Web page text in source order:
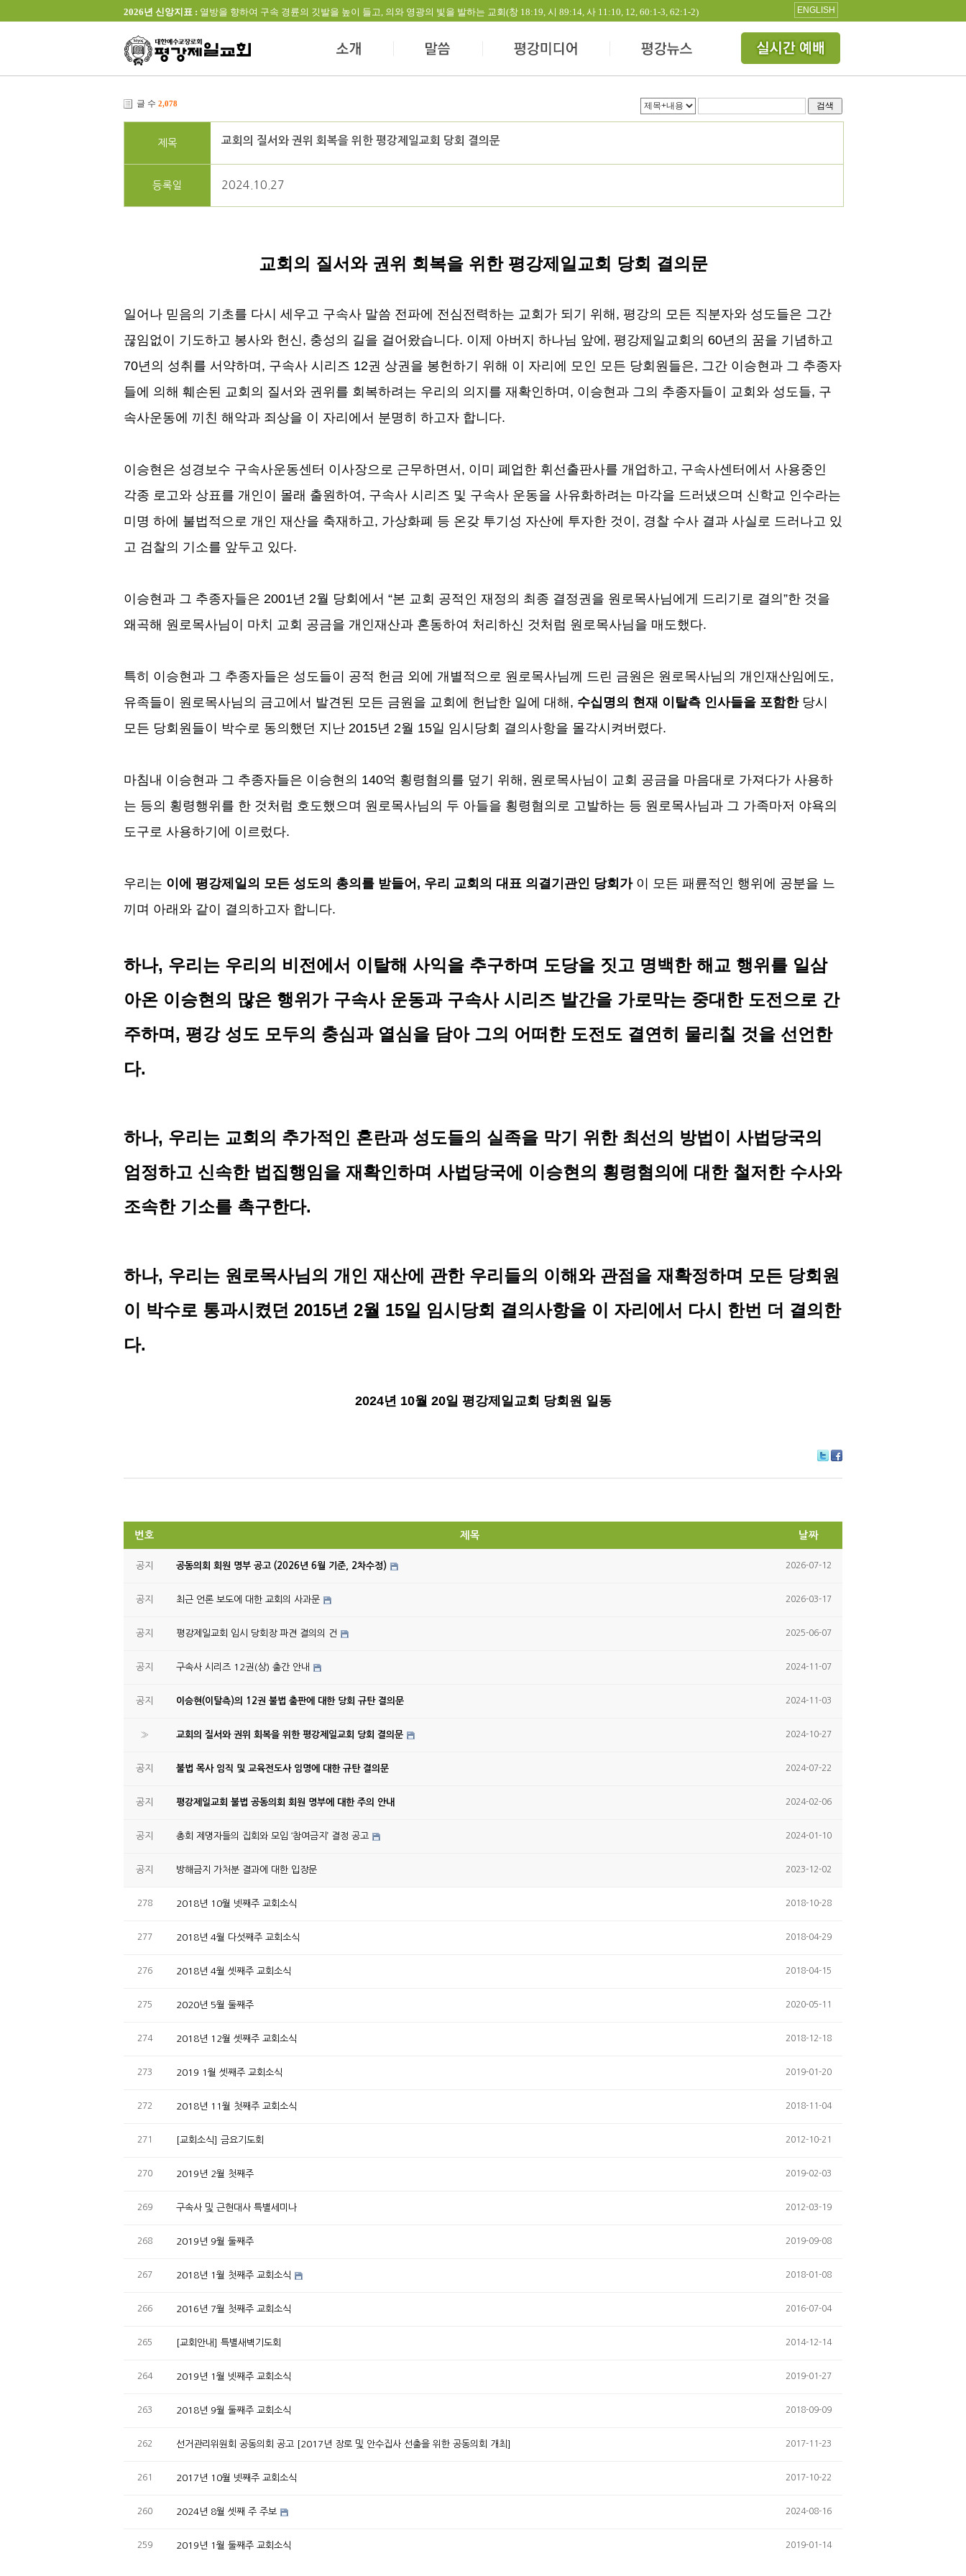
2026년 신앙지표 : 열방을 향하여 구속 경륜의 깃발을 높이 들고, 의와 영광의 빛을 발하는 교회(창 18:19, 시 89:14, 사 11:10, 12, 60:1-3, 62:1-2) ENGLISH
글 수 2,078 검색
제목 교회의 질서와 권위 회복을 위한 평강제일교회 당회 결의문
등록일 2024.10.27
교회의 질서와 권위 회복을 위한 평강제일교회 당회 결의문
일어나 믿음의 기초를 다시 세우고 구속사 말씀 전파에 전심전력하는 교회가 되기 위해 , 평강의 모든 직분자와 성도들은 그간
끊임없이 기도하고 봉사와 헌신, 충성의 길을 걸어왔습니다. 이제 아버지 하나님 앞에 , 평강제일교회의 60년의 꿈을 기념하고
70년의 성취를 서약하며 , 구속사 시리즈 12권 상권을 봉헌하기 위해 이 자리에 모인 모든 당회원들은, 그간 이승현과 그 추종자
들에 의해 훼손된 교회의 질서와 권위를 회복하려는 우리의 의지를 재확인하며 , 이승현과 그의 추종자들이 교회와 성도들, 구
속사운동에 끼친 해악과 죄상을 이 자리에서 분명히 하고자 합니다.
이승현은 성경보수 구속사운동센터 이사장으로 근무하면서 , 이미 폐업한 휘선출판사를 개업하고, 구속사센터에서 사용중인
각종 로고와 상표를 개인이 몰래 출원하여 , 구속사 시리즈 및 구속사 운동을 사유화하려는 마각을 드러냈으며 신학교 인수라는
미명 하에 불법적으로 개인 재산을 축재하고, 가상화폐 등 온갖 투기성 자산에 투자한 것이 , 경찰 수사 결과 사실로 드러나고 있
고 검찰의 기소를 앞두고 있다.
이승현과 그 추종자들은 2001년 2월 당회에서 “본 교회 공적인 재정의 최종 결정권을 원로목사님에게 드리기로 결의 ”한 것을
왜곡해 원로목사님이 마치 교회 공금을 개인재산과 혼동하여 처리하신 것처럼 원로목사님을 매도했다.
특히 이승현과 그 추종자들은 성도들이 공적 헌금 외에 개별적으로 원로목사님께 드린 금원은 원로목사님의 개인재산임에도,
유족들이 원로목사님의 금고에서 발견된 모든 금원을 교회에 헌납한 일에 대해 , 수십명의 현재 이탈측 인사들을 포함한당시
모든 당회원들이 박수로 동의했던 지난 2015년 2월 15일 임시당회 결의사항을 몰각시켜버렸다.
마침내 이승현과 그 추종자들은 이승현의 140억 횡령혐의를 덮기 위해 , 원로목사님이 교회 공금을 마음대로 가져다가 사용하
는 등의 횡령행위를 한 것처럼 호도했으며 원로목사님의 두 아들을 횡령혐의로 고발하는 등 원로목사님과 그 가족마저 야욕의
도구로 사용하기에 이르렀다.
우리는 이에 평강제일의 모든 성도의 총의를 받들어 , 우리 교회의 대표 의결기관인 당회가이 모든 패륜적인 행위에 공분을 느
끼며 아래와 같이 결의하고자 합니다.
하나, 우리는 우리의 비전에서 이탈해 사익을 추구하며 도당을 짓고 명백한 해교 행위를 일삼
아온 이승현의 많은 행위가 구속사 운동과 구속사 시리즈 발간을 가로막는 중대한 도전으로 간
주하며 , 평강 성도 모두의 충심과 열심을 담아 그의 어떠한 도전도 결연히 물리칠 것을 선언한
다.
하나, 우리는 교회의 추가적인 혼란과 성도들의 실족을 막기 위한 최선의 방법이 사법당국의
엄정하고 신속한 법집행임을 재확인하며 사법당국에 이승현의 횡령혐의에 대한 철저한 수사와
조속한 기소를 촉구한다.
하나, 우리는 원로목사님의 개인 재산에 관한 우리들의 이해와 관점을 재확정하며 모든 당회원
이 박수로 통과시켰던 2015년 2월 15일 임시당회 결의사항을 이 자리에서 다시 한번 더 결의한
다.
2024년 10월 20일 평강제일교회 당회원 일동
itte ce
번호 제목 날짜
공지 공동의회 회원 명부 공고 (2026년 6월 기준, 2차수정) 2026-07-12
공지 최근 언론 보도에 대한 교회의 사과문 2026-03-17
공지 평강제일교회 임시 당회장 파견 결의의 건 2025-06-07
공지 구속사 시리즈 12권(상) 출간 안내 2024-11-07
공지 이승현(이탈측)의 12권 불법 출판에 대한 당회 규탄 결의문 2024-11-03
» 교회의 질서와 권위 회복을 위한 평강제일교회 당회 결의문 2024-10-27
공지 불법 목사 임직 및 교육전도사 임명에 대한 규탄 결의문 2024-07-22
공지 평강제일교회 불법 공동의회 회원 명부에 대한 주의 안내 2024-02-06
공지 총회 제명자들의 집회와 모임 ‘참여금지’ 결정 공고 2024-01-10
공지 방해금지 가처분 결과에 대한 입장문 2023-12-02
278 2018년 10월 넷째주 교회소식 2018-10-28
277 2018년 4월 다섯째주 교회소식 2018-04-29
276 2018년 4월 셋째주 교회소식 2018-04-15
275 2020년 5월 둘째주 2020-05-11
274 2018년 12월 셋째주 교회소식 2018-12-18
273 2019 1월 셋째주 교회소식 2019-01-20
272 2018년 11월 첫째주 교회소식 2018-11-04
271 [교회소식] 금요기도회 2012-10-21
270 2019년 2월 첫째주 2019-02-03
269 구속사 및 근현대사 특별세미나 2012-03-19
268 2019년 9월 둘째주 2019-09-08
267 2018년 1월 첫째주 교회소식 2018-01-08
266 2016년 7월 첫째주 교회소식 2016-07-04
265 [교회안내] 특별새벽기도회 2014-12-14
264 2019년 1월 넷째주 교회소식 2019-01-27
263 2018년 9월 둘째주 교회소식 2018-09-09
262 선거관리위원회 공동의회 공고 [2017년 장로 및 안수집사 선출을 위한 공동의회 개최] 2017-11-23
261 2017년 10월 넷째주 교회소식 2017-10-22
260 2024년 8월 셋째 주 주보 2024-08-16
259 2019년 1월 둘째주 교회소식 2019-01-14